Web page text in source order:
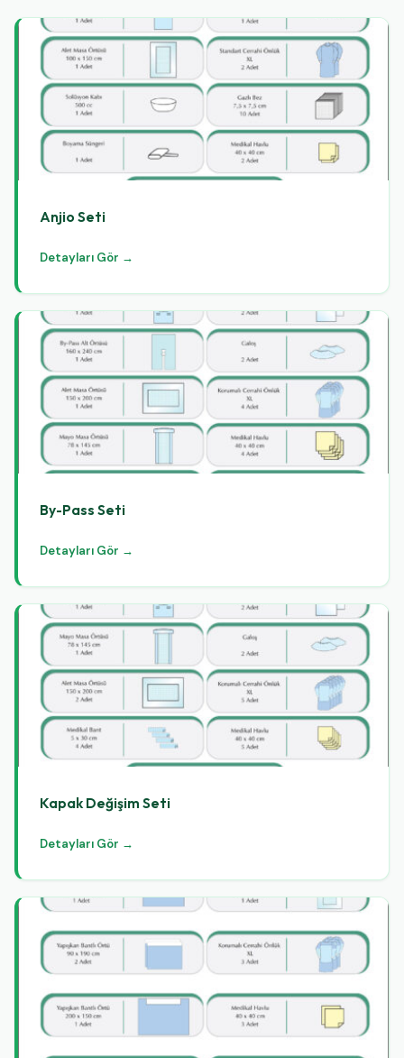
Anjio Seti
Detayları Gör →
By-Pass Seti
Detayları Gör →
Kapak Değişim Seti
Detayları Gör →